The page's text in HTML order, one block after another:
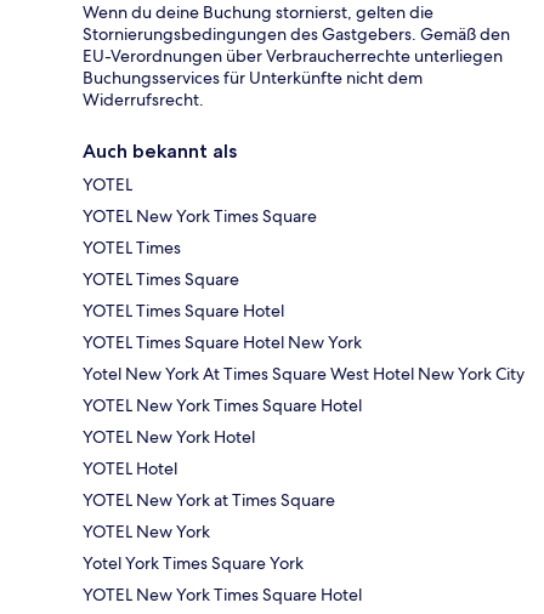
Wenn du deine Buchung stornierst, gelten die
Stornierungsbedingungen des Gastgebers. Gemäß den
EU-Verordnungen über Verbraucherrechte unterliegen
Buchungsservices für Unterkünfte nicht dem
Widerrufsrecht.
Auch bekannt als
YOTEL
YOTEL New York Times Square
YOTEL Times
YOTEL Times Square
YOTEL Times Square Hotel
YOTEL Times Square Hotel New York
Yotel New York At Times Square West Hotel New York City
YOTEL New York Times Square Hotel
YOTEL New York Hotel
YOTEL Hotel
YOTEL New York at Times Square
YOTEL New York
Yotel York Times Square York
YOTEL New York Times Square Hotel